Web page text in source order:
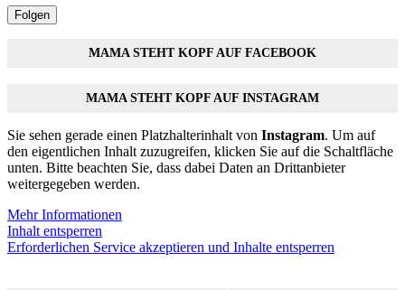
Folgen
MAMA STEHT KOPF AUF FACEBOOK
MAMA STEHT KOPF AUF INSTAGRAM
Sie sehen gerade einen Platzhalterinhalt von Instagram. Um auf
den eigentlichen Inhalt zuzugreifen, klicken Sie auf die Schaltfläche
unten. Bitte beachten Sie, dass dabei Daten an Drittanbieter
weitergegeben werden.
Mehr Informationen
Inhalt entsperren
Erforderlichen Service akzeptieren und Inhalte entsperren